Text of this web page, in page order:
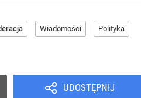
Wiadomości Polityka
UDOSTĘPNIJ